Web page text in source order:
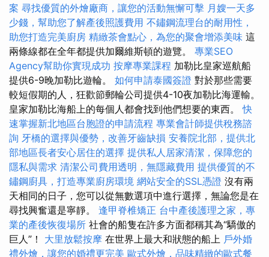
案 尋找優質的外燴廠商，讓您的活動無懈可擊 月嫂一天多
少錢，幫助您了解產後照護費用 不鏽鋼流理台的耐用性，
助您打造完美廚房 精緻茶會點心，為您的聚會增添美味 這
兩條線都在全年都提供加爾維斯頓的遊覽。 專業SEO
Agency幫助你實現成功 按摩專業課程 加勒比皇家巡航船
提供6-9晚加勒比遊輪。 如何申請泰國簽證 對於那些需要
較短假期的人，狂歡節郵輪​​公司提供4-10夜加勒比海運輸。
皇家加勒比海船上的每個人都會找到他們想要的東西。快
速掌握新北地區台胞證的申請流程 專業會計師提供稅務諮
詢 牙橋的選擇與優勢，改善牙齒缺損 安養院北部，提供北
部地區長者安心居住的選擇 提供私人居家清潔，保障您的
隱私與需求 清潔公司費用透明，無隱藏費用 提供優質的不
鏽鋼廚具，打造專業廚房環境 網站安全的SSL憑證 沒有兩
天相同的日子，您可以從無數選項中進行選擇，無論您是在
尋找興奮還是寧靜。 逢甲脊椎矯正 台中產後護理之家，專
業的產後恢復場所 社會的船隻在許多方面都稱其為“驕傲的
巨人”！ 大里放鬆按摩 在世界上最大和狀態的船上 戶外婚
禮外燴，讓您的婚禮更完美 歐式外燴，品味精緻的歐式餐